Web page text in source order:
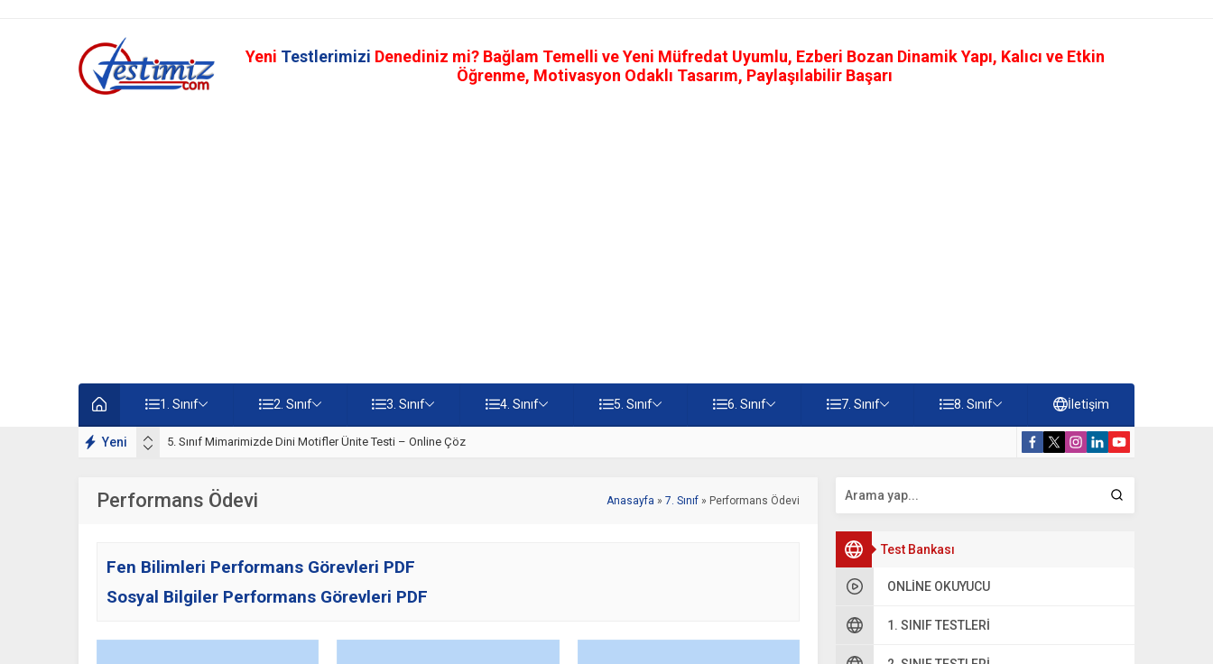
Yeni Testlerimizi Denediniz mi? Bağlam Temelli ve Yeni Müfredat Uyumlu, Ezberi Bozan Dinamik Yapı, Kalıcı ve Etkin
Öğrenme, Motivasyon Odaklı Tasarım, Paylaşılabilir Başarı
1. Sınıf 2. Sınıf 3. Sınıf 4. Sınıf 5. Sınıf 6. Sınıf 7. Sınıf 8. Sınıf İletişim
Yeni
Çalışmaları 5. Sınıf Mimarimizde Dini Motifler Ünite Testi – Online Çöz
Test Bankası
ONLINE OKUYUCU
1. SINIF TESTLERI
Performans Ödevi Anasayfa » 7. Sınıf » Performans Ödevi
Fen Bilimleri Performans Görevleri PDF
Sosyal Bilgiler Performans Görevleri PDF